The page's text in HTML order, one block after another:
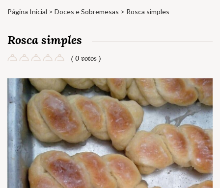
Página Inicial > Doces e Sobremesas > Rosca simples
Rosca simples
( 0 votos )